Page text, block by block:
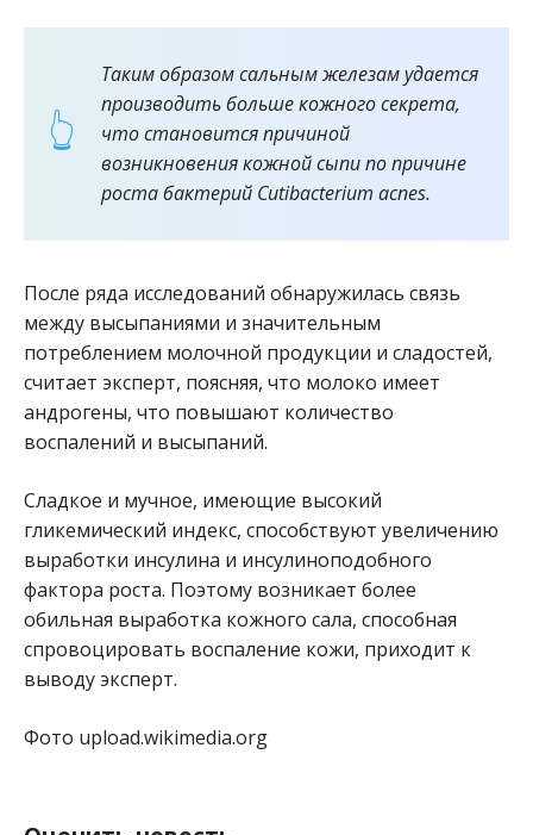
Таким образом сальным железам удается
производить больше кожного секрета,
что становится причиной
возникновения кожной сыпи по причине
роста бактерий Cutibacterium acnes.
После ряда исследований обнаружилась связь
между высыпаниями и значительным
потреблением молочной продукции и сладостей,
считает эксперт, поясняя, что молоко имеет
андрогены, что повышают количество
воспалений и высыпаний.
Сладкое и мучное, имеющие высокий
гликемический индекс, способствуют увеличению
выработки инсулина и инсулиноподобного
фактора роста. Поэтому возникает более
обильная выработка кожного сала, способная
спровоцировать воспаление кожи, приходит к
выводу эксперт.
Фото upload.wikimedia.org